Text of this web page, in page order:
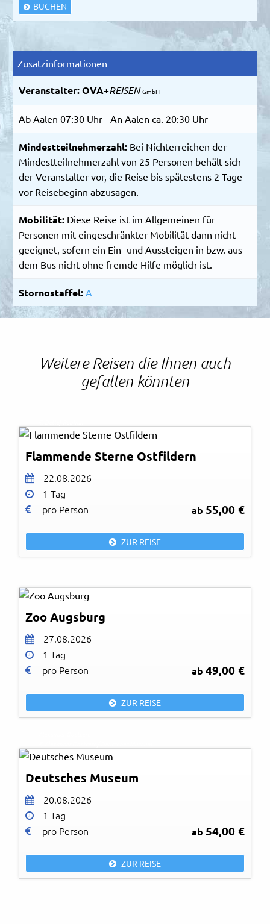
BUCHEN
Zusatzinformationen
Veranstalter:OVA+REISEN GmbH
Ab Aalen 07:30 Uhr - An Aalen ca. 20:30 Uhr
Mindestteilnehmerzahl: Bei Nichterreichen der
Mindestteilnehmerzahl von 25 Personen behält sich
der Veranstalter vor, die Reise bis spätestens 2 Tage
vor Reisebeginn abzusagen.
Mobilität: Diese Reise ist im Allgemeinen für
Personen mit eingeschränkter Mobilität dann nicht
geeignet, sofern ein Ein- und Aussteigen in bzw. aus
dem Bus nicht ohne fremde Hilfe möglich ist.
Stornostaffel:A
Weitere Reisen die Ihnen auch
gefallen könnten
Flammende Sterne Ostfildern
22.08.2026
1 Tag
pro Person
ab 55,00 €
ZUR REISE
Zoo Augsburg
27.08.2026
1 Tag
pro Person
ab 49,00 €
ZUR REISE
Deutsches Museum
20.08.2026
1 Tag
pro Person
ab 54,00 €
ZUR REISE